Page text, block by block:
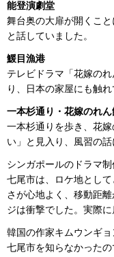
能登演劇堂
舞台奥の大扉が開くこ
と話していました。
鰀目漁港
テレビドラマ「花嫁の
り、日本の家屋にも触れ
一本杉通り・花嫁のれん
一本杉通りを歩き、花
い」と見入り、風習の
シンガポールのドラマ
七尾市は、ロケ地とし
さが心地よく、移動距
ジは衝撃でした。実際
韓国の作家キムウンギョ
七尾市を知らなかった